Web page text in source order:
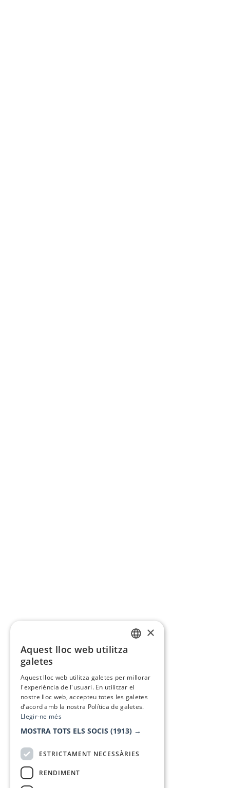
×
Aquest lloc web utilitza
galetes
Aquest lloc web utilitza galetes per millorar
l'experiència de l'usuari. En utilitzar el
nostre lloc web, accepteu totes les galetes
d’acord amb la nostra Política de galetes.
Llegir-ne més
MOSTRA TOTS ELS SOCIS (1913) →
ESTRICTAMENT NECESSÀRIES
RENDIMENT